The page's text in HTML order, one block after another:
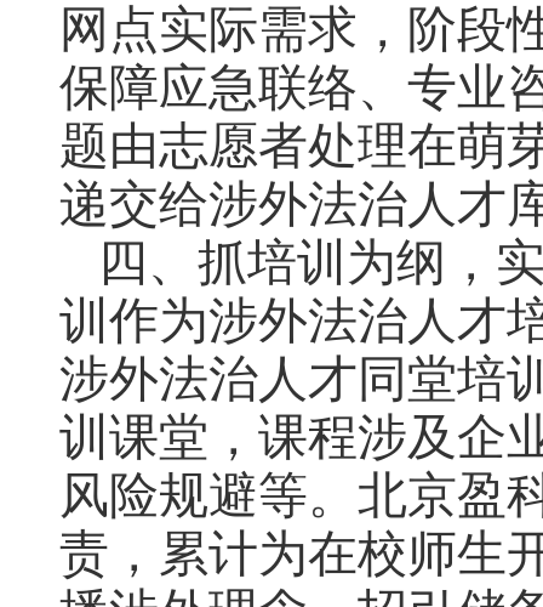
网点实际需求，阶段
保障应急联络、专业
题由志愿者处理在萌
递交给涉外法治人才
四、抓培训为纲，
训作为涉外法治人才
涉外法治人才同堂培
训课堂，课程涉及企
风险规避等。北京盈
责，累计为在校师生